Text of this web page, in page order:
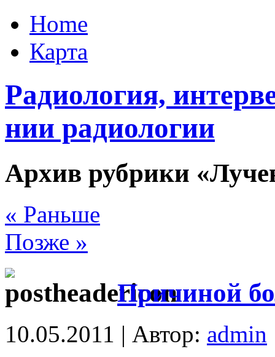
Home
Карта
Радиология,
нии радиологии
Архив рубрики
« Раньше
Позже »
Причиной
10.05.2011 | Автор: admin